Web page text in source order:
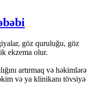
göz quruluğu, göz
ekzema olur.
artırmaq və həkimlərə
və ya klinikanı tövsiyə